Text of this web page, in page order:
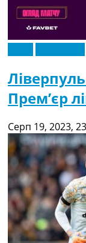
Прем’єр
Серп 19, 2023,